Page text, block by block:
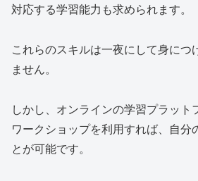
対応する学習能力も求められます。
これらのスキルは一夜にして身につ
ません。
しかし、オンラインの学習プラット
ワークショップを利用すれば、自分
とが可能です。